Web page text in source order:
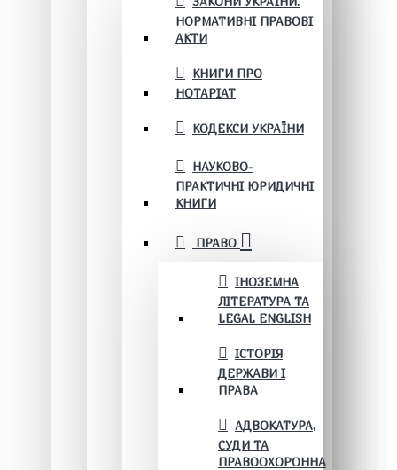
НОРМАТИВНІ ПРАВОВІ
АКТИ
КНИГИ ПРО
НОТАРІАТ
КОДЕКСИ УКРАЇНИ
НАУКОВО-
ПРАКТИЧНІ ЮРИДИЧНІ
КНИГИ
ПРАВО
ІНОЗЕМНА
ЛІТЕРАТУРА ТА
LEGAL ENGLISH
ІСТОРІЯ
ДЕРЖАВИ І
ПРАВА
АДВОКАТУРА,
СУДИ ТА
ПРАВООХОРОННА